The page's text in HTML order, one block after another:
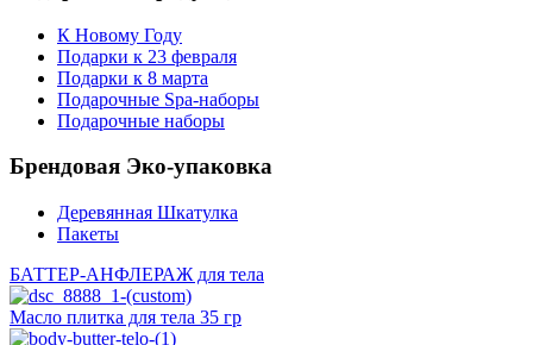
К Новому Году
Подарки к 23 февраля
Подарки к 8 марта
Подарочные Spa-наборы
Подарочные наборы
Брендовая Эко-упаковка
Деревянная Шкатулка
Пакеты
БАТТЕР-АНФЛЕРАЖ для тела
Масло плитка для тела 35 гр